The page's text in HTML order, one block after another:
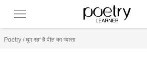
Poetry /घूम रहा है पीत का प्यासा